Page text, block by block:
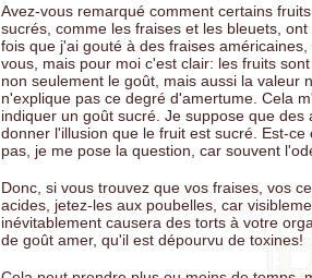
Avez-vous remarqué comment certains
sucrés, comme les fraises et les bleuets,
fois que j'ai gouté à des fraises
vous, mais pour moi c'est clair: les fruits
non seulement le goût, mais aussi la valeur
n'explique pas ce degré d'amertume. Cela
indiquer un goût sucré. Je suppose que
donner l'illusion que le fruit est sucré. Est-
pas, je me pose la question, car souvent
Donc, si vous trouvez que vos fraises, vos
acides, jetez-les aux poubelles, car
inévitablement causera des torts à votre
de goût amer, qu'il est dépourvu de toxines!